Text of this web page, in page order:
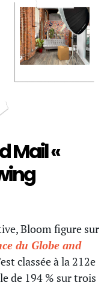
Mail «
Bloom figure sur
du Globe and
classée à la 212e
de 194 % sur trois